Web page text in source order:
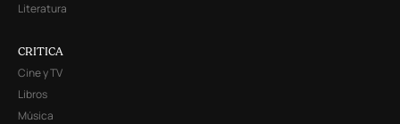
Literatura
CRITICA
Cine y TV
Libros
Música